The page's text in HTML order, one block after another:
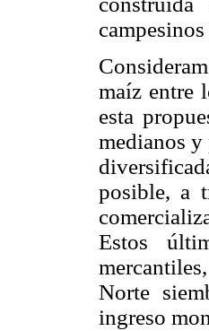
maíz entre
esta
medianos y
posible, a
Estos
Norte
ingreso